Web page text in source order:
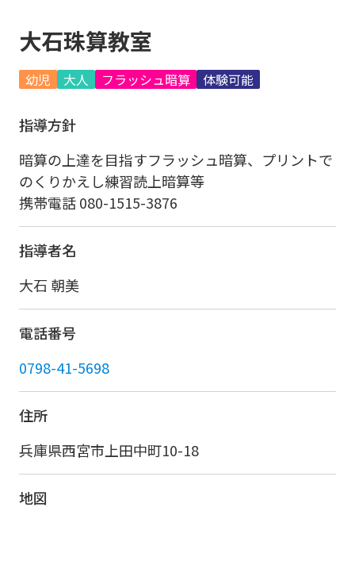
大石珠算教室
幼児 大人 フラッシュ暗算 体験可能
指導方針
暗算の上達を目指すフラッシュ暗算、プリントで
のくりかえし練習読上暗算等
携帯電話 080-1515-3876
指導者名
大石 朝美
電話番号
0798-41-5698
住所
兵庫県西宮市上田中町10-18
地図